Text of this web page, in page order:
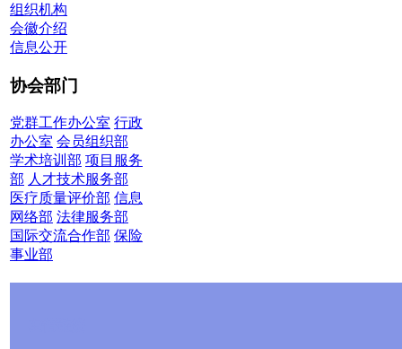
组织机构
会徽介绍
信息公开
协会部门
党群工作办公室 行政
办公室 会员组织部
学术培训部 项目服务
部 人才技术服务部
医疗质量评价部 信息
网络部 法律服务部
国际交流合作部 保险
事业部